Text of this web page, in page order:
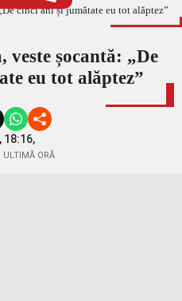
veste șocantă: „De
eu tot alăptez”
18:16,
ULTIMĂ ORĂ